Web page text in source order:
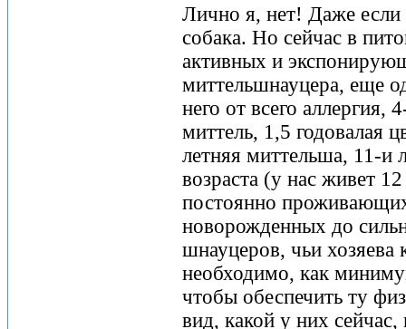
Лично я, нет! Даже
собака. Но сейчас в
активных и
миттельшнауцера, еще
него от всего аллергия,
миттель, 1,5 годовалая
летняя миттельша, 11-и
возраста (у нас живет
постоянно
новорожденных до
шнауцеров, чьи хозяева
необходимо, как
чтобы обеспечить ту
вид, какой у них